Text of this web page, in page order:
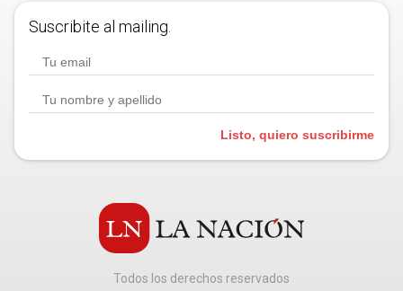
Suscribite al mailing.
Listo, quiero suscribirme
Todos los derechos reservados